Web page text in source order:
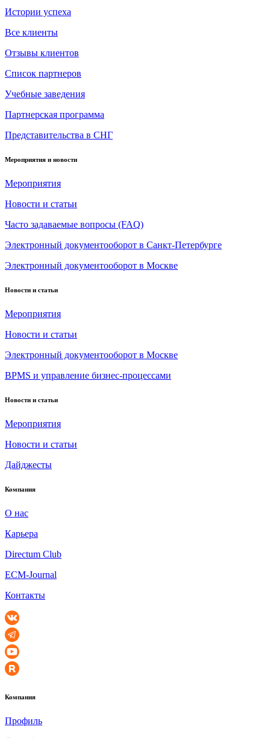
Истории успеха
Все клиенты
Отзывы клиентов
Список партнеров
Учебные заведения
Партнерская программа
Представительства в СНГ
Мероприятия и новости
Мероприятия
Новости и статьи
Часто задаваемые вопросы (FAQ)
Электронный документооборот в Санкт-Петербурге
Электронный документооборот в Москве
Новости и статьи
Мероприятия
Новости и статьи
Электронный документооборот в Москве
BPMS и управление бизнес-процессами
Новости и статьи
Мероприятия
Новости и статьи
Дайджесты
Компания
О нас
Карьера
Directum Club
ECM-Journal
Контакты
Компания
Профиль